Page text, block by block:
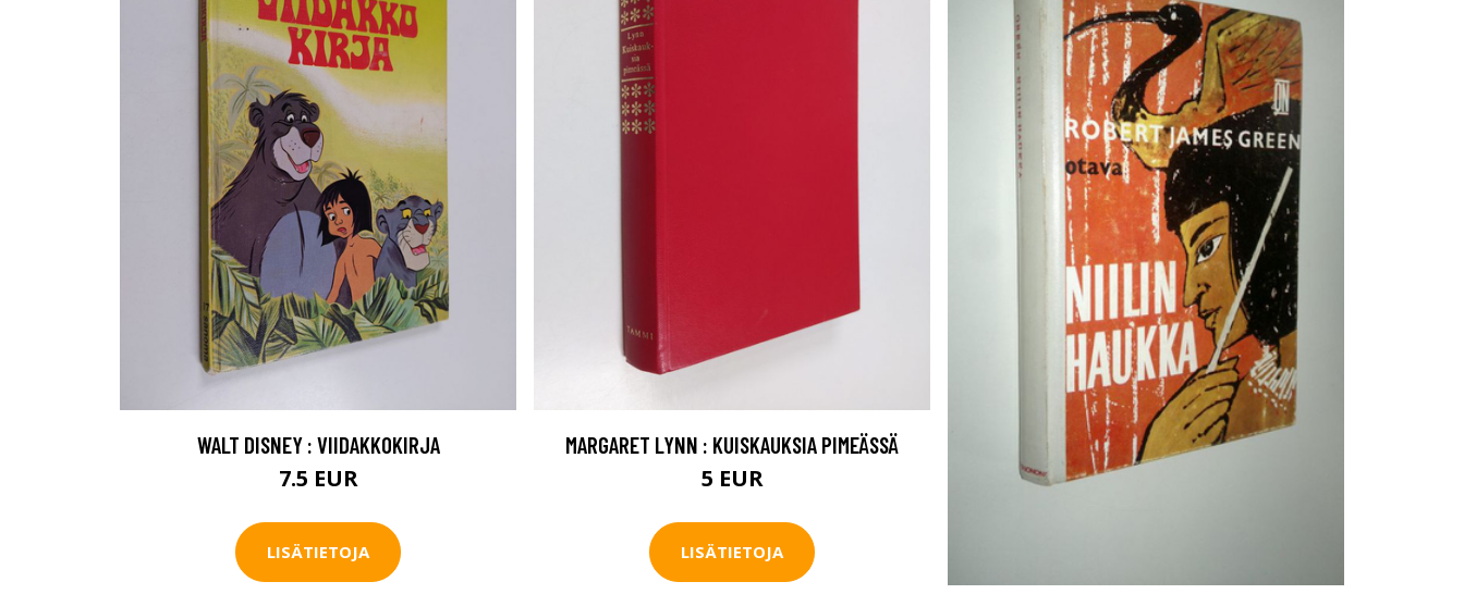
WALT DISNEY : VIIDAKKOKIRJA
7.5 EUR
LISÄTIETOJA
MARGARET LYNN : KUISKAUKSIA PIMEÄSSÄ
5 EUR
LISÄTIETOJA